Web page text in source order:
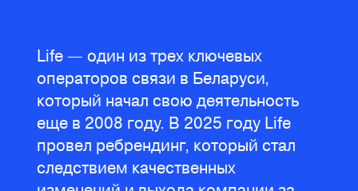
Life — один из трех ключевых
операторов связи в Беларуси,
который начал свою деятельность
еще в 2008 году. В 2025 году Life
провел ребрендинг, который стал
следствием качественных